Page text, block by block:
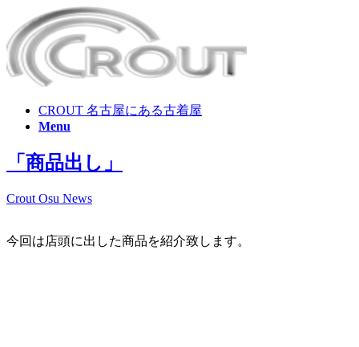
CROUT 名古屋にある古着屋
Menu
「商品出し」
Crout Osu News
今回は店頭に出した商品を紹介致します。